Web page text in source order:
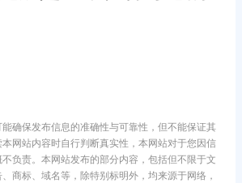
确保发布信息的准确性与可靠性，但不能保证其
网站内容时自行判断真实性，本网站对于您因信
负责。本网站发布的部分内容，包括但不限于文
商标、域名等，除特别标明外，均来源于网络，